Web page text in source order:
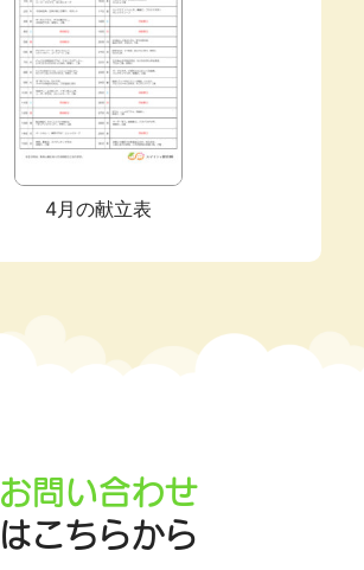
4月の献立表
お問い合わせ
はこちらから